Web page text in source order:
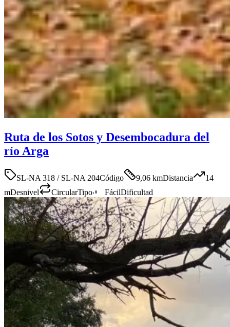
Ruta de los Sotos y Desembocadura del
río Arga
SL-NA 318 / SL-NA 204Código 9,06 kmDistancia
14
mDesnivel CircularTipo FácilDificultad